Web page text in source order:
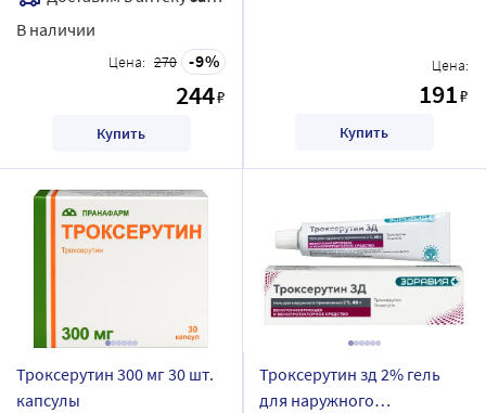
В наличии
Цена: 270 9
244₽
Купить
Цена:
191₽
Купить
Троксерутин 300 мг 30 шт.
капсулы
Троксерутин зд 2% гель
для наружного